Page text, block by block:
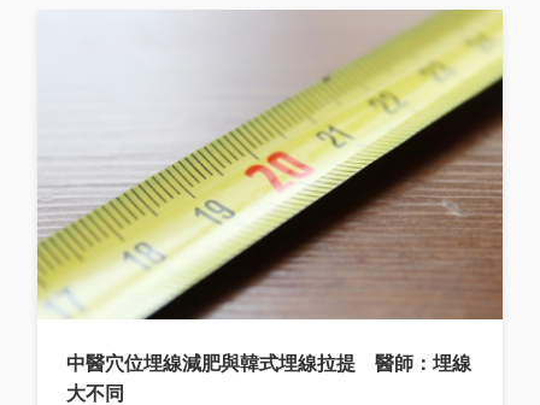
中醫穴位埋線減肥與韓式埋線拉提 醫師：埋線
大不同